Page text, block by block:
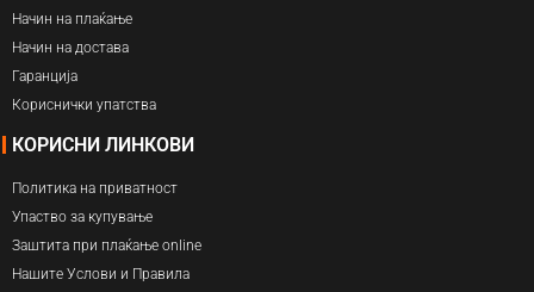
Начин на плаќање
Начин на достава
Гаранција
Кориснички упатства
КОРИСНИ ЛИНКОВИ
Политика на приватност
Упаство за купување
Заштита при плаќање online
Нашите Услови и Правила